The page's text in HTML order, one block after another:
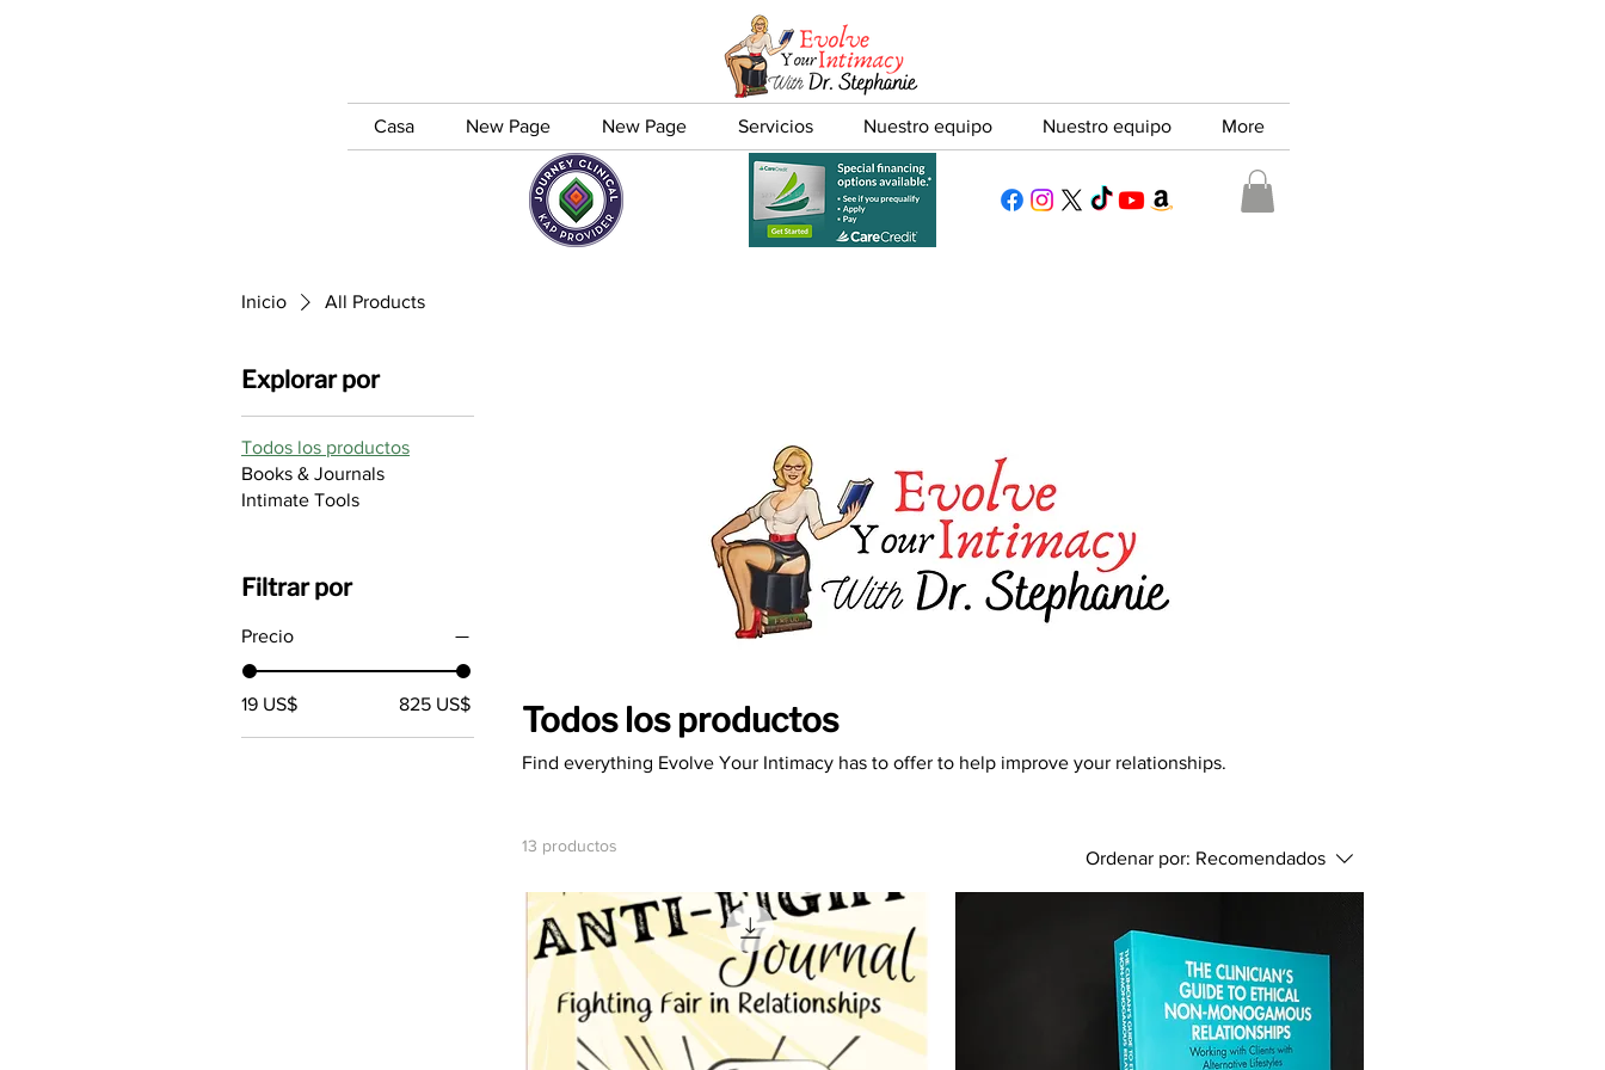
Casa New Page New Page Servicios Nuestro equipo Nuestro equipo More
Inicio All Products
Explorar por
Todos los productos
Books & Journals
Intimate Tools
Filtrar por
Precio
19 US$ 825 US$ Todos los productos
Find everything Evolve Your Intimacy has to offer to help improve your relationships.
13 productos
Ordenar por: Recomendados